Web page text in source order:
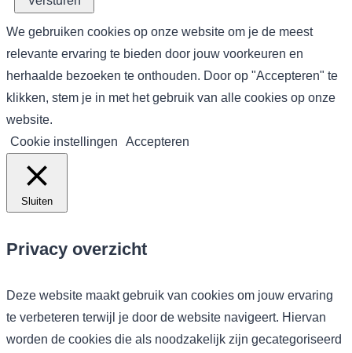
We gebruiken cookies op onze website om je de meest
relevante ervaring te bieden door jouw voorkeuren en
herhaalde bezoeken te onthouden. Door op "Accepteren" te
klikken, stem je in met het gebruik van alle cookies op onze
website.
Cookie instellingen
Accepteren
Sluiten
Privacy overzicht
Deze website maakt gebruik van cookies om jouw ervaring
te verbeteren terwijl je door de website navigeert. Hiervan
worden de cookies die als noodzakelijk zijn gecategoriseerd